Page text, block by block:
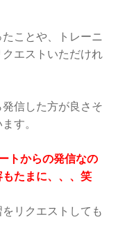
ことや、トレーニ
エストいただけれ
信した方が良さそ
す。
トからの発信なの
たまに、、、笑
リクエストしても